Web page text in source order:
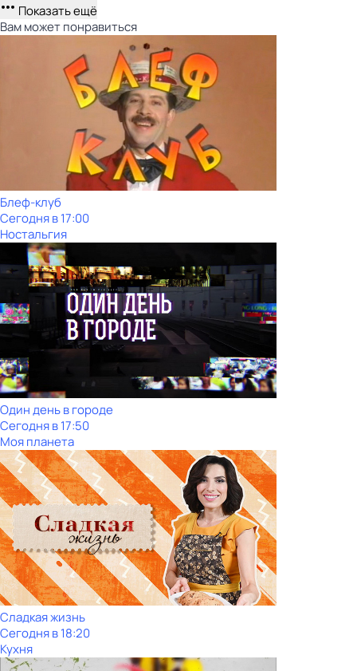
Показать ещё
Вам может понравиться
Блеф-клуб
Сегодня в 17:00
Ностальгия
Один день в городе
Сегодня в 17:50
Моя планета
Сладкая жизнь
Сегодня в 18:20
Кухня